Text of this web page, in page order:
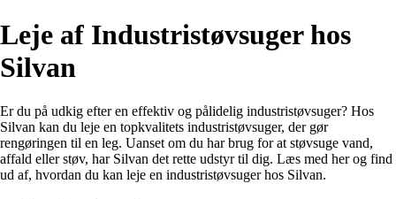
Leje af Industristøvsuger hos
Silvan
Er du på udkig efter en effektiv og pålidelig industristøvsuger? Hos
Silvan kan du leje en topkvalitets industristøvsuger, der gør
rengøringen til en leg. Uanset om du har brug for at støvsuge vand,
affald eller støv, har Silvan det rette udstyr til dig. Læs med her og find
ud af, hvordan du kan leje en industristøvsuger hos Silvan.